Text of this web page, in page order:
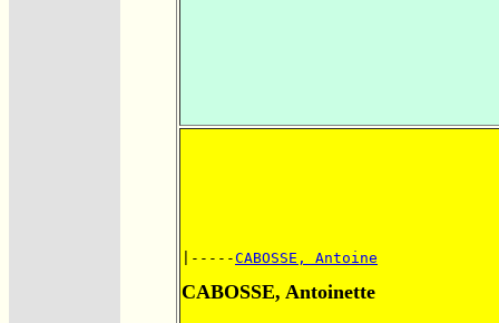
|-----CABOSSE, Antoine
CABOSSE, Antoinette